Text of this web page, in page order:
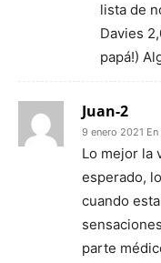
lista de
Davies
papá!)
Juan-2
9 enero 2021
Lo mejor la
esperado,
cuando
parte